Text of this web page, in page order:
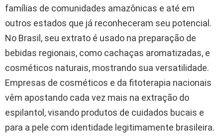
famílias de comunidades amazônicas e até em
outros estados que já reconheceram seu potencial.
No Brasil, seu extrato é usado na preparação de
bebidas regionais, como cachaças aromatizadas, e
cosméticos naturais, mostrando sua versatilidade.
Empresas de cosméticos e da fitoterapia nacionais
vêm apostando cada vez mais na extração do
espilantol, visando produtos de cuidados bucais e
para a pele com identidade legitimamente brasileira.